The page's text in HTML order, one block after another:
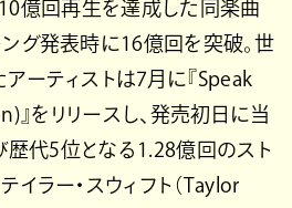
億回再生を達成した同楽曲
グ発表時に16億回を突破。世
ーティストは7月に『Speak
』をリリースし、発売初日に当
歴代5位となる1.28億回のスト
イラー・スウィフト（Taylor